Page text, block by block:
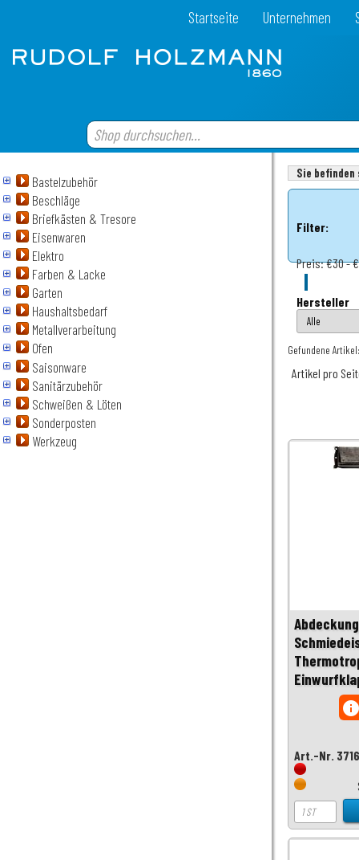
Startseite Unternehmen
Bastelzubehör
Beschläge
Briefkästen & Tresore
Eisenwaren
Elektro
Farben & Lacke
Garten
Haushaltsbedarf
Metallverarbeitung
Ofen
Saisonware
Sanitärzubehör
Schweißen & Löten
Sonderposten
Werkzeug
Sie
Filter:
Preis:€30 -
Hersteller
Gefundene
Artikel pro
Art.-Nr.